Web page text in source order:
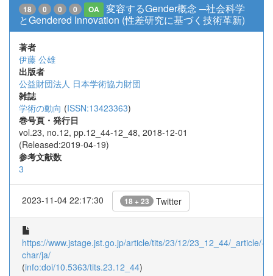
18 0 0 0 OA
変容するGender概念 ─社会科学
とGendered Innovation (性差研究に基づく技術革新)
著者
伊藤 公雄
出版者
公益財団法人 日本学術協力財団
雑誌
学術の動向 (ISSN:13423363)
巻号頁・発行日
vol.23, no.12, pp.12_44-12_48, 2018-12-01
(Released:2019-04-19)
参考文献数
3
2023-11-04 22:17:30 18 + 23 Twitter
https://www.jstage.jst.go.jp/article/tits/23/12/23_12_44/_article/-
char/ja/
(info:doi/10.5363/tits.23.12_44)